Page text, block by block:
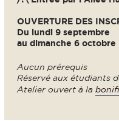
OUVERTURE DES
Du lundi 9 septembre
au dimanche 6 octobre
Aucun prérequis
Réservé aux étudiants
Atelier ouvert à la